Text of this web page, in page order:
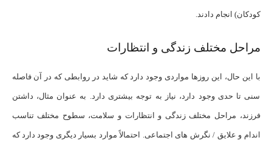
کودکان) انجام دادند.
مراحل مختلف زندگی و انتظارات
با این حال، این روزها مواردی وجود دارد که شاید در روابطی که در آن فاصله
سنی تا حدی وجود دارد، نیاز به توجه بیشتری دارد. به عنوان مثال، داشتن
فرزند، مراحل مختلف زندگی و انتظارات و سلامت، سطوح مختلف تناسب
اندام و علایق / نگرش های اجتماعی. احتمالاً موارد بسیار دیگری وجود دارد که